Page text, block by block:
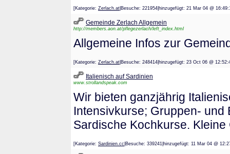
[Kategorie: Zerlach.at |Besuche: 221954|hinzugefügt: 21 Mar 04 @
Gemeinde Zerlach Allgemein
http://members.aon.at/pflegezerlach/left_index.html
Allgemeine Infos zur
[Kategorie: Zerlach.at |Besuche: 248414|hinzugefügt: 23 Oct 06 @
Italienisch auf Sardinien
www.strollandspeak.com
Wir bieten ganzjährig
Intensivkurse; Gruppen-
Sardische Kochkurse.
[Kategorie: Sardinien.cc |Besuche: 339241|hinzugefügt: 11 Mar 04